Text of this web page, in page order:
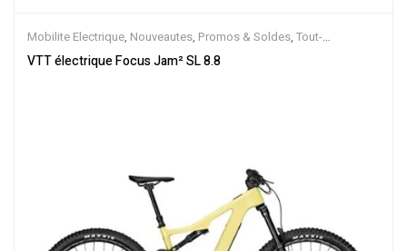
Mobilite Electrique, Nouveautes, Promos & Soldes, Tout-
Suspendus,Vélo électrique ville, Velos Electriques
VTT électrique Focus Jam² SL 8.8